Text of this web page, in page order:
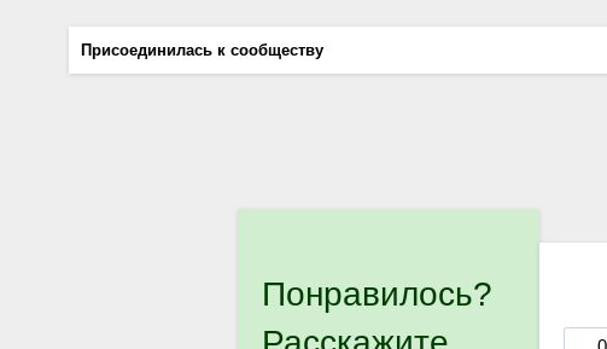
Присоединилась к сообществу
Понравилось?